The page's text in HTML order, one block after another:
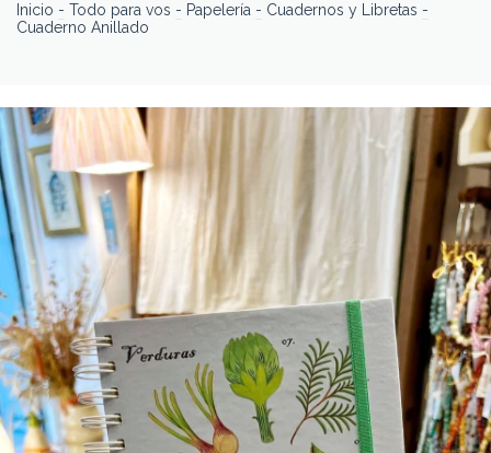
Inicio - Todo para vos - Papelería - Cuadernos y Libretas -
Cuaderno Anillado